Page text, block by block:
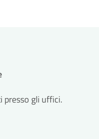
presso gli uffici.